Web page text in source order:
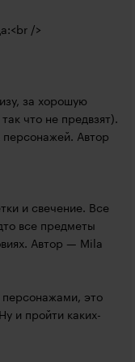
/>
за хорошую
что не предвзят).
персонажей. Автор
и свечение. Все
все предметы
Автор — Mila
персонажами, это
и пройти каких-